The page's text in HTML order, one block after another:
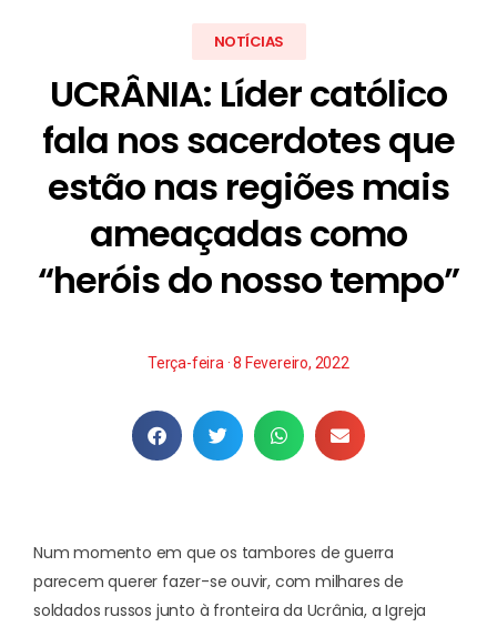
NOTÍCIAS
UCRÂNIA: Líder católico
fala nos sacerdotes que
estão nas regiões mais
ameaçadas como
“heróis do nosso tempo”
Terça-feira · 8 Fevereiro, 2022
Num momento em que os tambores de guerra
parecem querer fazer-se ouvir, com milhares de
soldados russos junto à fronteira da Ucrânia, a Igreja